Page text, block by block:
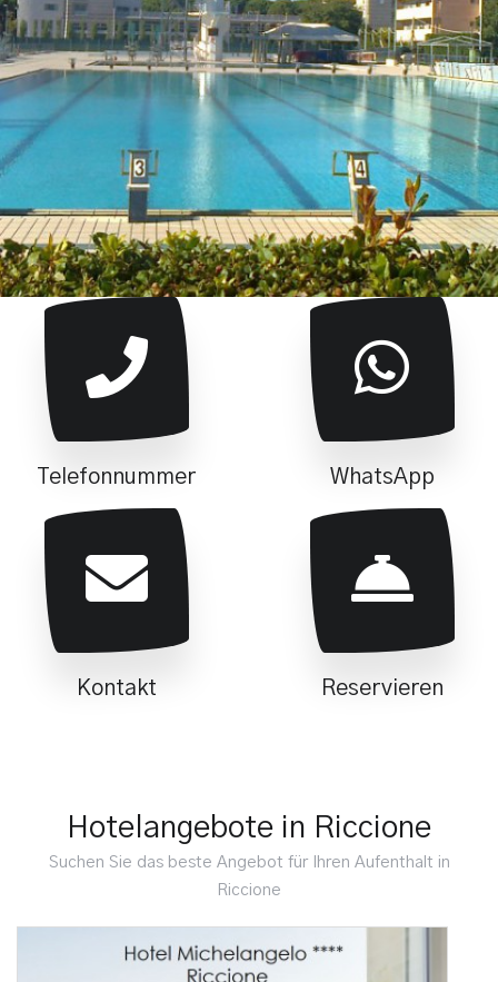
Telefonnummer WhatsApp
Kontakt Reservieren
Hotelangebote in Riccione
Suchen Sie das beste Angebot für Ihren Aufenthalt in
Riccione